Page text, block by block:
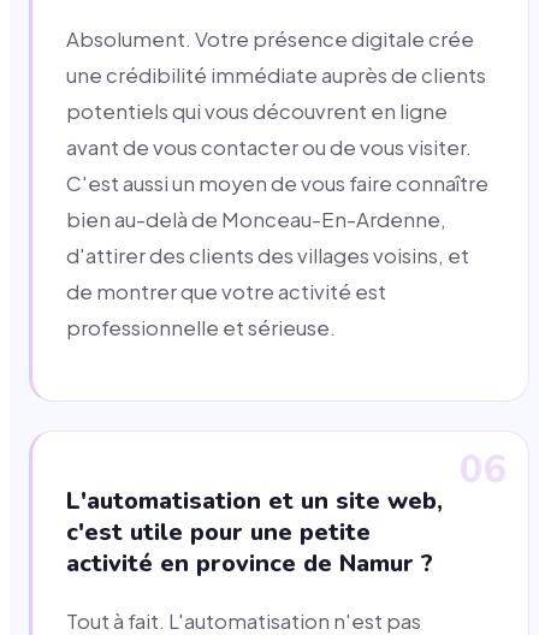
Absolument. Votre présence digitale crée
une crédibilité immédiate auprès de clients
potentiels qui vous découvrent en ligne
avant de vous contacter ou de vous visiter.
C'est aussi un moyen de vous faire connaître
bien au-delà de Monceau-En-Ardenne,
d'attirer des clients des villages voisins, et
de montrer que votre activité est
professionnelle et sérieuse.
06
L'automatisation et un site web,
c'est utile pour une petite
activité en province de Namur ?
Tout à fait. L'automatisation n'est pas